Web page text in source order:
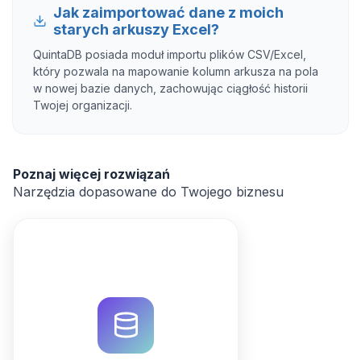
Jak zaimportować dane z moich
starych arkuszy Excel?
QuintaDB posiada moduł importu plików CSV/Excel,
który pozwala na mapowanie kolumn arkusza na pola
w nowej bazie danych, zachowując ciągłość historii
Twojej organizacji.
Poznaj więcej rozwiązań
Narzędzia dopasowane do Twojego biznesu
darczyńcami w swoim NGO
dzięki QuintaDB. Buduj relacyjne
bazy danych i automatyzuj
procesy fundraisingowe z